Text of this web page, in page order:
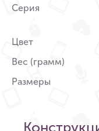
Серия
Цвет
Вес (грамм)
Размеры